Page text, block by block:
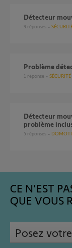
Détecteur
9 réponses
Problème
1 réponse SÉCURITÉ
Détecteur mouvement extérieur Somfy 2401054 et
problème
5 réponses
CE N'EST
QUE VOUS
Posez